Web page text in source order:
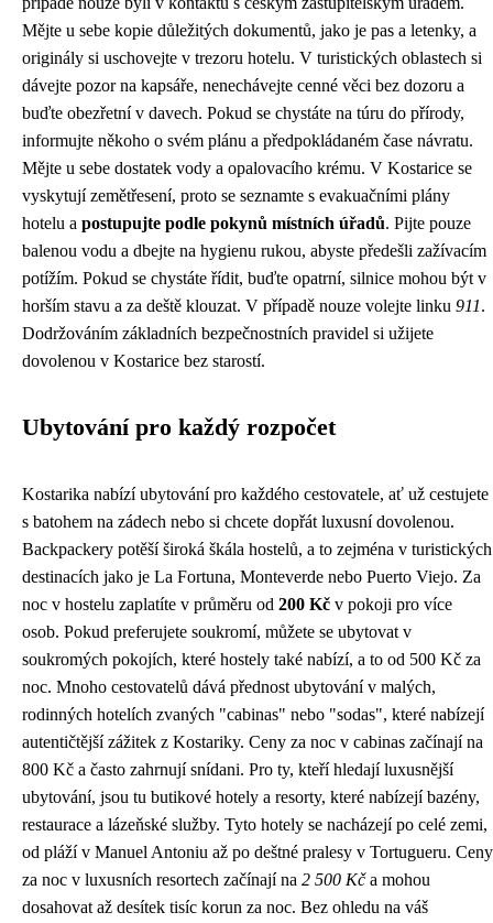
Mějte u sebe kopie důležitých dokumentů, jako je pas a letenky, a
originály si uschovejte v trezoru hotelu. V turistických oblastech si
dávejte pozor na kapsáře, nenechávejte cenné věci bez dozoru a
buďte obezřetní v davech. Pokud se chystáte na túru do přírody,
informujte někoho o svém plánu a předpokládaném čase návratu.
Mějte u sebe dostatek vody a opalovacího krému. V Kostarice se
vyskytují zemětřesení, proto se seznamte s evakuačními plány
hotelu a postupujte podle pokynů místních úřadů. Pijte pouze
balenou vodu a dbejte na hygienu rukou, abyste předešli zažívacím
potížím. Pokud se chystáte řídit, buďte opatrní, silnice mohou být v
horším stavu a za deště klouzat. V případě nouze volejte linku 911.
Dodržováním základních bezpečnostních pravidel si užijete
dovolenou v Kostarice bez starostí.
Ubytování pro každý rozpočet
Kostarika nabízí ubytování pro každého cestovatele, ať už cestujete
s batohem na zádech nebo si chcete dopřát luxusní dovolenou.
Backpackery potěší široká škála hostelů, a to zejména v turistických
destinacích jako je La Fortuna, Monteverde nebo Puerto Viejo. Za
noc v hostelu zaplatíte v průměru od 200 Kč v pokoji pro více
osob. Pokud preferujete soukromí, můžete se ubytovat v
soukromých pokojích, které hostely také nabízí, a to od 500 Kč za
noc. Mnoho cestovatelů dává přednost ubytování v malých,
rodinných hotelích zvaných "cabinas" nebo "sodas", které nabízejí
autentičtější zážitek z Kostariky. Ceny za noc v cabinas začínají na
800 Kč a často zahrnují snídani. Pro ty, kteří hledají luxusnější
ubytování, jsou tu butikové hotely a resorty, které nabízejí bazény,
restaurace a lázeňské služby. Tyto hotely se nacházejí po celé zemi,
od pláží v Manuel Antoniu až po deštné pralesy v Tortugueru. Ceny
za noc v luxusních resortech začínají na 2 500 Kča mohou
dosahovat až desítek tisíc korun za noc. Bez ohledu na váš